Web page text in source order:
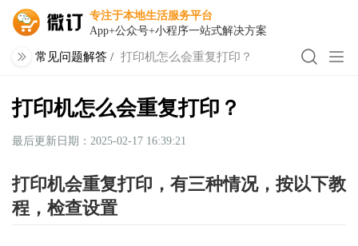
专注于本地生活服务平台
App+公众号+小程序一站式解决方案
常见问题解答 / 打印机怎么会重复打印？
打印机怎么会重复打印？
最后更新日期：2025-02-17 16:39:21
打印机会重复打印，有三种情况，按以下教
程，检查设置